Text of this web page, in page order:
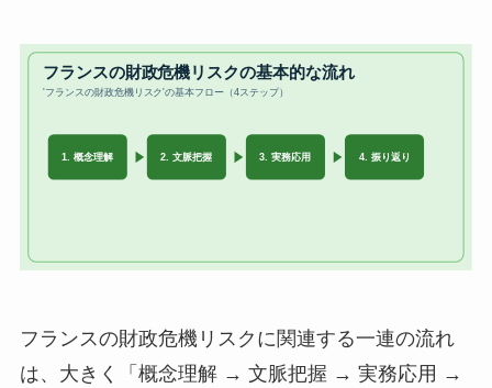
フランスの財政危機リスクに関連する一連の流れ
は、大きく「概念理解 → 文脈把握 → 実務応用 →